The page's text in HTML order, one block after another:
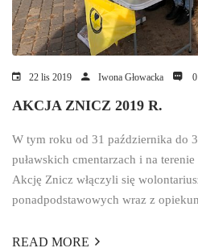
22 lis 2019 Iwona Głowacka
AKCJA ZNICZ 2019 R.
W tym roku od 31 października do
puławskich cmentarzach i na
Akcję Znicz włączyli się
ponadpodstawowych wraz z
READ MORE